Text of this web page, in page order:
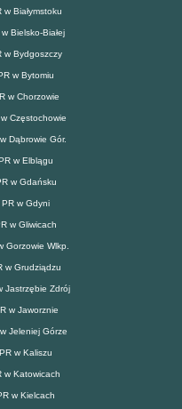
Białymstoku
Bielsko-Białej
w Bydgoszczy
w Bytomiu
w Chorzowie
Częstochowie
Dąbrowie Gór.
w Elblągu
w Gdańsku
w Gdyni
w Gliwicach
Gorzowie Wlkp.
w Grudziądzu
Jastrzębie Zdrój
w Jaworznie
Jeleniej Górze
w Kaliszu
w Katowicach
w Kielcach